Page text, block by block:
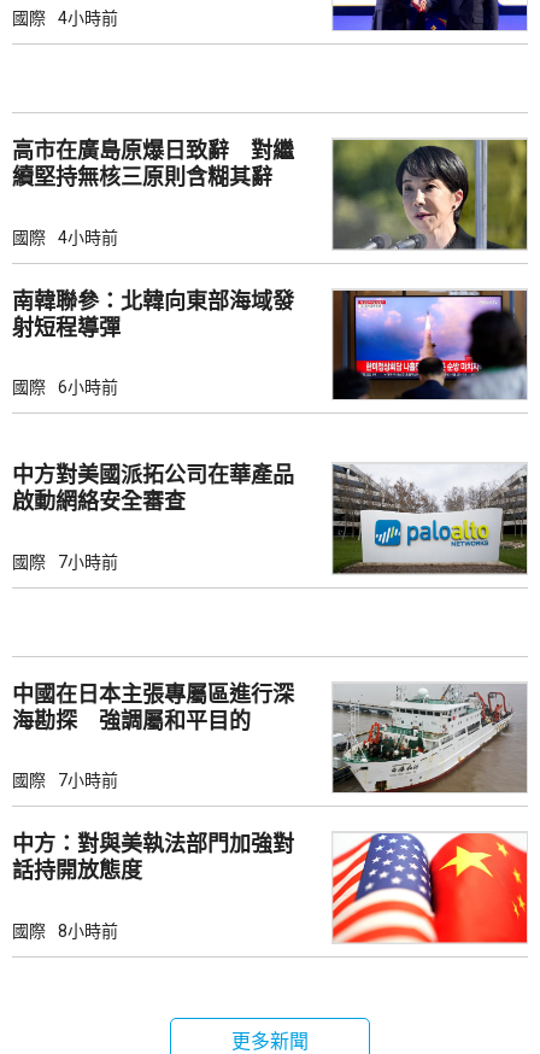
國際 4小時前
高市在廣島原爆日致辭 對繼
續堅持無核三原則含糊其辭
國際 4小時前
南韓聯參：北韓向東部海域發
射短程導彈
國際 6小時前
中方對美國派拓公司在華產品
啟動網絡安全審查
國際 7小時前
中國在日本主張專屬區進行深
海勘探 強調屬和平目的
國際 7小時前
中方：對與美執法部門加強對
話持開放態度
國際 8小時前
更多新聞